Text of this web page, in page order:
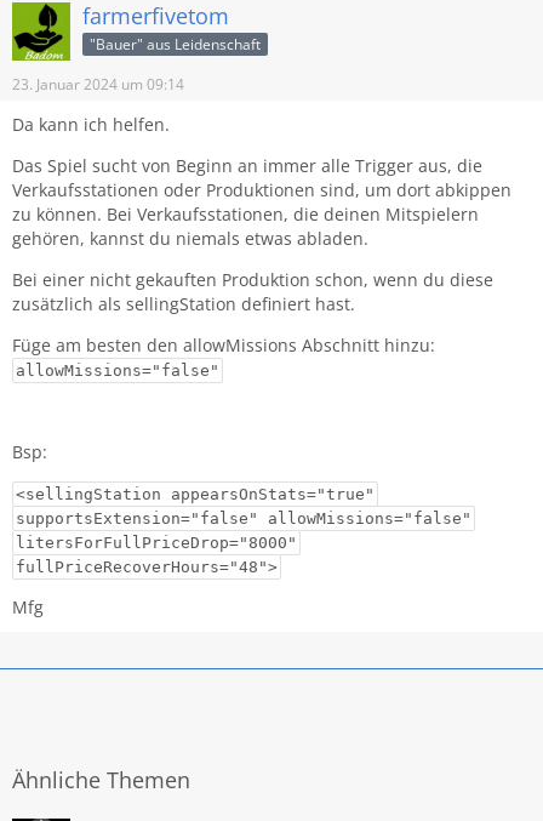
farmerfivetom
"Bauer" aus Leidenschaft
23. Januar 2024 um 09:14
Da kann ich helfen.
Das Spiel sucht von Beginn an immer alle Trigger aus, die
Verkaufsstationen oder Produktionen sind, um dort abkippen
zu können. Bei Verkaufsstationen, die deinen Mitspielern
gehören, kannst du niemals etwas abladen.
Bei einer nicht gekauften Produktion schon, wenn du diese
zusätzlich als sellingStation definiert hast.
Füge am besten den allowMissions Abschnitt hinzu:
allowMissions="false"
Bsp:
<sellingStation appearsOnStats="true"
supportsExtension="false" allowMissions="false"
litersForFullPriceDrop="8000"
fullPriceRecoverHours="48">
Mfg
Ähnliche Themen